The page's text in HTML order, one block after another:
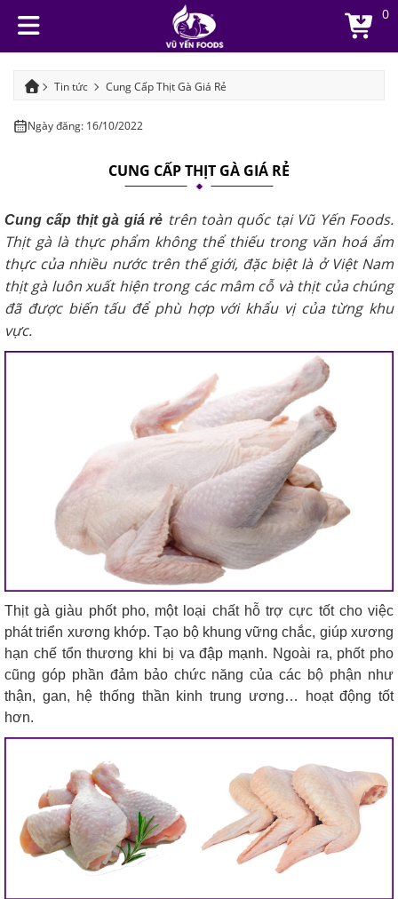
0
Tin tức Cung Cấp Thịt Gà Giá Rẻ
Ngày đăng: 16/10/2022
CUNG CẤP THỊT GÀ GIÁ RẺ
Cung cấp thịt gà giá rẻ trên toàn quốc tại Vũ Yến Foods.
Thịt gà là thực phẩm không thể thiếu trong văn hoá ẩm
thực của nhiều nước trên thế giới, đặc biệt là ở Việt Nam
thịt gà luôn xuất hiện trong các mâm cỗ và thịt của chúng
đã được biến tấu để phù hợp với khẩu vị của từng khu
vực.
Thịt gà giàu phốt pho, một loại chất hỗ trợ cực tốt cho việc
phát triển xương khớp. Tạo bộ khung vững chắc, giúp xương
hạn chế tổn thương khi bị va đập mạnh. Ngoài ra, phốt pho
cũng góp phần đảm bảo chức năng của các bộ phận như
thận, gan, hệ thống thần kinh trung ương… hoạt động tốt
hơn.